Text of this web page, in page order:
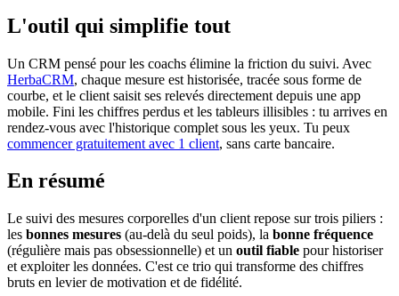
L'outil qui simplifie tout
Un CRM pensé pour les coachs élimine la friction du suivi. Avec
HerbaCRM, chaque mesure est historisée, tracée sous forme de
courbe, et le client saisit ses relevés directement depuis une app
mobile. Fini les chiffres perdus et les tableurs illisibles : tu arrives en
rendez-vous avec l'historique complet sous les yeux. Tu peux
commencer gratuitement avec 1 client, sans carte bancaire.
En résumé
Le suivi des mesures corporelles d'un client repose sur trois piliers :
les bonnes mesures (au-delà du seul poids), la bonne fréquence
(régulière mais pas obsessionnelle) et un outil fiable pour historiser
et exploiter les données. C'est ce trio qui transforme des chiffres
bruts en levier de motivation et de fidélité.